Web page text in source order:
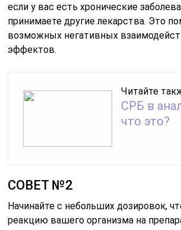
если у вас есть хронические
принимаете другие лекарства. Это
возможных негативных
эффектов.
Читайте
СРБ в
что это?
СОВЕТ №2
Начинайте с небольших дозировок,
реакцию вашего организма на